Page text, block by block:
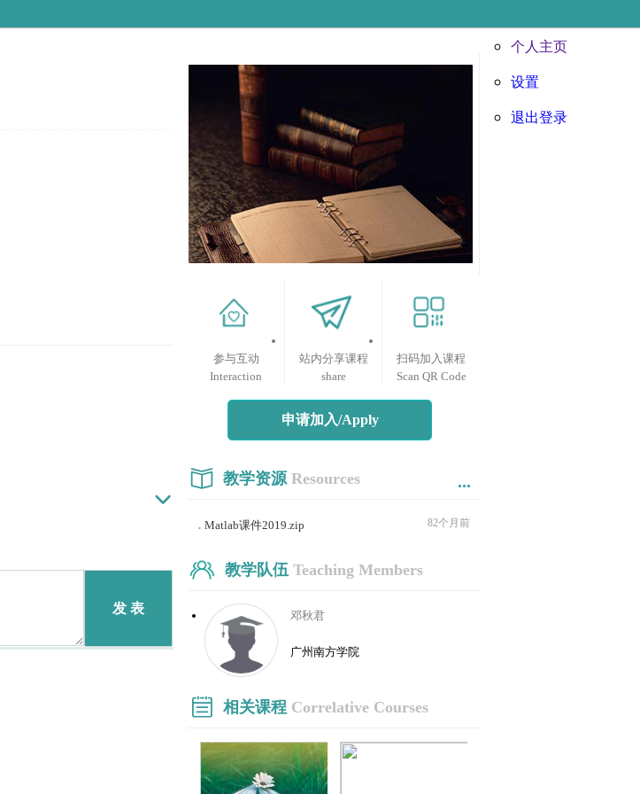
个人主页
设置
退出登录
发 表
参与互动
Interaction
站内分享课程
share
扫码加入课程
Scan QR Code
申请加入/Apply
教学资源 Resources ...
. Matlab课件2019.zip 82个月前
教学队伍 Teaching Members
邓秋君
广州南方学院
相关课程 Correlative Courses